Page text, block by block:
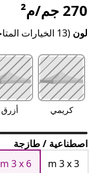
270 جم/م²
لون (13 الخيارات المتاحة)
كريمي أزرق
اصطناعية / طازجة
m 3 x 3
m 3 x 6